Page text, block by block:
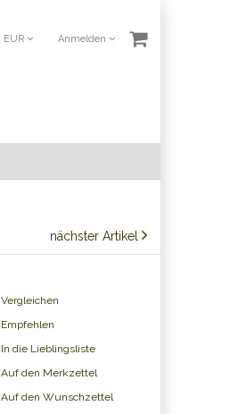
EUR Anmelden
nächster Artikel
Vergleichen
Empfehlen
In die Lieblingsliste
Auf den Merkzettel
Auf den Wunschzettel